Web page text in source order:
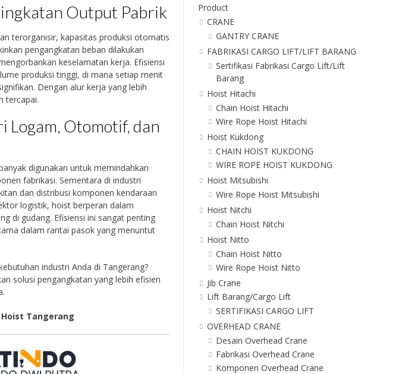
Output Pabrik
terorganisir, kapasitas produksi otomatis
pengangkatan beban dilakukan
keselamatan kerja. Efisiensi
produksi tinggi, di mana setiap menit
Dengan alur kerja yang lebih
tercapai.
Logam, Otomotif, dan
digunakan untuk memindahkan
fabrikasi. Sementara di industri
dan distribusi komponen kendaraan
logistik, hoist berperan dalam
di gudang. Efisiensi ini sangat penting
dalam rantai pasok yang menuntut
industri Anda di Tangerang?
solusi pengangkatan yang lebih efisien
Hoist Tangerang
Product
CRANE
GANTRY CRANE
FABRIKASI CARGO LIFT/LIFT BARANG
Sertifikasi Fabrikasi Cargo Lift/Lift
Barang
Hoist Hitachi
Chain Hoist Hitachi
Wire Rope Hoist Hitachi
Hoist Kukdong
CHAIN HOIST KUKDONG
WIRE ROPE HOIST KUKDONG
Hoist Mitsubishi
Wire Rope Hoist Mitsubishi
Hoist Nitchi
Chain Hoist Nitchi
Hoist Nitto
Chain Hoist Nitto
Wire Rope Hoist Nitto
Jib Crane
Lift Barang/Cargo Lift
SERTIFIKASI CARGO LIFT
OVERHEAD CRANE
Desain Overhead Crane
Fabrikasi Overhead Crane
Komponen Overhead Crane